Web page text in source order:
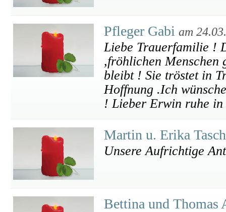
Pfleger Gabi am
Liebe Trauerfamilie !
,fröhlichen Menschen
bleibt ! Sie tröstet in
Hoffnung .Ich
! Lieber Erwin ruhe
Martin u. Erika
Unsere Aufrichtige
Bettina und Thomas